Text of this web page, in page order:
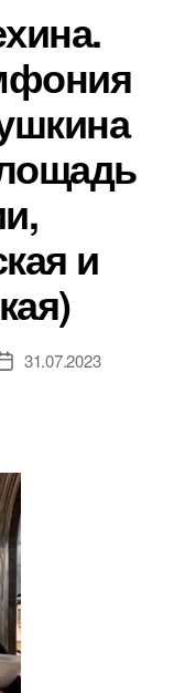
и
Дата31.07.2023